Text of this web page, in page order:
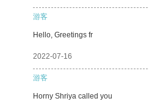
游客
Hello, Greetings fr
2022-07-16
游客
Horny Shriya called you